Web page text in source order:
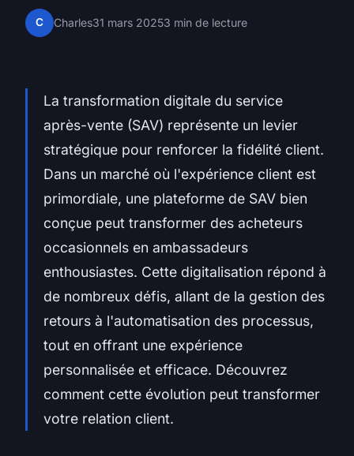
C Charles31 mars 20253 min de lecture
La transformation digitale du service
après-vente (SAV) représente un levier
stratégique pour renforcer la fidélité client.
Dans un marché où l'expérience client est
primordiale, une plateforme de SAV bien
conçue peut transformer des acheteurs
occasionnels en ambassadeurs
enthousiastes. Cette digitalisation répond à
de nombreux défis, allant de la gestion des
retours à l'automatisation des processus,
tout en offrant une expérience
personnalisée et efficace. Découvrez
comment cette évolution peut transformer
votre relation client.